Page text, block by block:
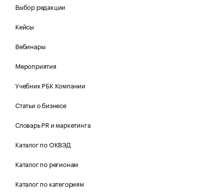
Выбор редакции
Кейсы
Вебинары
Мероприятия
Учебник РБК Компании
Статьи о бизнесе
Словарь PR и маркетинга
Каталог по ОКВЭД
Каталог по регионам
Каталог по категориям